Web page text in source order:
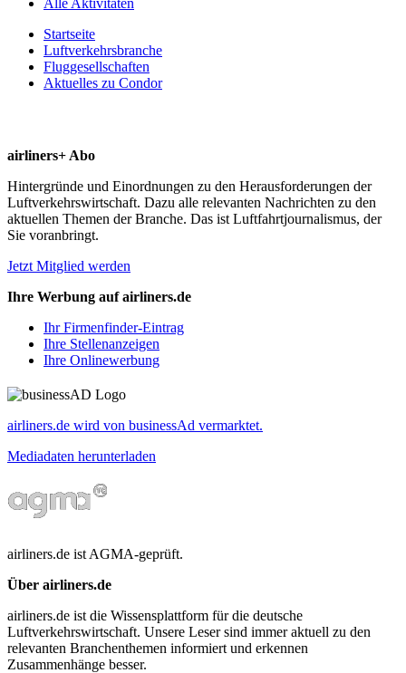
Startseite
Luftverkehrsbranche
Fluggesellschaften
Aktuelles zu Condor
airliners+ Abo
Hintergründe und Einordnungen zu den Herausforderungen der
Luftverkehrswirtschaft. Dazu alle relevanten Nachrichten zu den
aktuellen Themen der Branche. Das ist Luftfahrtjournalismus, der
Sie voranbringt.
Jetzt Mitglied werden
Ihre Werbung auf airliners.de
Ihr Firmenfinder-Eintrag
Ihre Stellenanzeigen
Ihre Onlinewerbung
airliners.de wird von businessAd vermarktet.
Mediadaten herunterladen
airliners.de ist AGMA-geprüft.
Über airliners.de
airliners.de ist die Wissensplattform für die deutsche
Luftverkehrswirtschaft. Unsere Leser sind immer aktuell zu den
relevanten Branchenthemen informiert und erkennen
Zusammenhänge besser.